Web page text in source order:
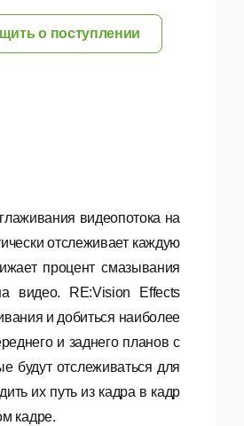
видеопотока на
отслеживает каждую
процент смазывания
видео. RE:Vision Effects
и добиться наиболее
и заднего планов с
будут отслеживаться для
их путь из кадра в кадр
кадре.
о поступлении